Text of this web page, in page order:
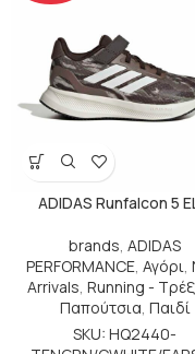
ADIDAS Runfalcon 5
brands, ADIDAS
PERFORMANCE, Αγόρι,
Arrivals, Running -
Παπούτσια, Παιδί
SKU: HQ2440-